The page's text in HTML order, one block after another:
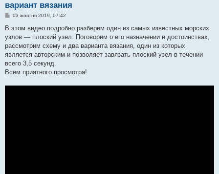
вариант вязания
П
в
д
о
л
е
н
03 жовтня 2019, 07:42
В этом видео подробно разберем один из самых известных морских
узлов — плоский узел. Поговорим о его назначении и достоинствах,
рассмотрим схему и два варианта вязания, один из которых
является авторским и позволяет завязать плоский узел в течении
всего 3,5 секунд.
Всем приятного просмотра!